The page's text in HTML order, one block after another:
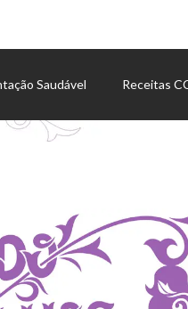
Saudável Receitas